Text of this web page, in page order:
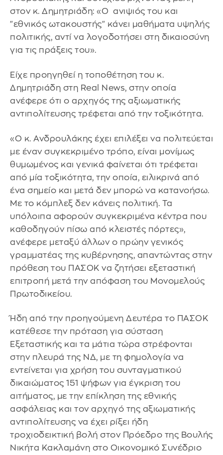
στον κ. Δημητριάδη: «Ο ανιψιός του και
"εθνικός ωτακουστής" κάνει μαθήματα υψηλής
πολιτικής, αντί να λογοδοτήσει στη δικαιοσύνη
για τις πράξεις του».
Είχε προηγηθεί η τοποθέτηση του κ.
Δημητριάδη στη Real News, στην οποία
ανέφερε ότι ο αρχηγός της αξιωματικής
αντιπολίτευσης τρέφεται από την τοξικότητα.
«Ο κ. Ανδρουλάκης έχει επιλέξει να πολιτεύεται
με έναν συγκεκριμένο τρόπο, είναι μονίμως
θυμωμένος και γενικά φαίνεται ότι τρέφεται
από μία τοξικότητα, την οποία, ειλικρινά από
ένα σημείο και μετά δεν μπορώ να κατανοήσω.
Με το κόμπλεξ δεν κάνεις πολιτική. Τα
υπόλοιπα αφορούν συγκεκριμένα κέντρα που
καθοδηγούν πίσω από κλειστές πόρτες»,
ανέφερε μεταξύ άλλων ο πρώην γενικός
γραμματέας της κυβέρνησης, απαντώντας στην
πρόθεση του ΠΑΣΟΚ να ζητήσει εξεταστική
επιτροπή μετά την απόφαση του Μονομελούς
Πρωτοδικείου.
Ήδη από την προηγούμενη Δευτέρα το ΠΑΣΟΚ
κατέθεσε την πρόταση για σύσταση
Εξεταστικής και τα μάτια τώρα στρέφονται
στην πλευρά της ΝΔ, με τη φημολογία να
εντείνεται για χρήση του συνταγματικού
δικαιώματος 151 ψήφων για έγκριση του
αιτήματος, με την επίκληση της εθνικής
ασφάλειας και τον αρχηγό της αξιωματικής
αντιπολίτευσης να έχει ρίξει ήδη
τροχιοδεικτική βολή στον Πρόεδρο της Βουλής
Νικήτα Κακλαμάνη στο Οικονομικό Συνέδριο